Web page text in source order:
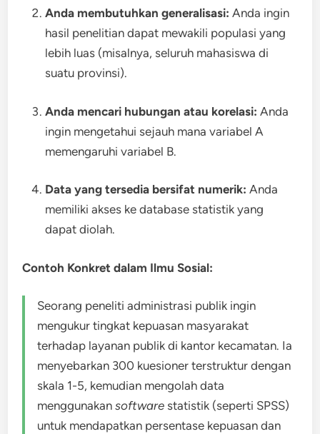
Anda membutuhkan generalisasi: Anda ingin
hasil penelitian dapat mewakili populasi yang
lebih luas (misalnya, seluruh mahasiswa di
suatu provinsi).
Anda mencari hubungan atau korelasi: Anda
ingin mengetahui sejauh mana variabel A
memengaruhi variabel B.
Data yang tersedia bersifat numerik: Anda
memiliki akses ke database statistik yang
dapat diolah.
Contoh Konkret dalam Ilmu Sosial:
Seorang peneliti administrasi publik ingin
mengukur tingkat kepuasan masyarakat
terhadap layanan publik di kantor kecamatan. Ia
menyebarkan 300 kuesioner terstruktur dengan
skala 1-5, kemudian mengolah data
menggunakansoftware statistik (seperti SPSS)
untuk mendapatkan persentase kepuasan dan